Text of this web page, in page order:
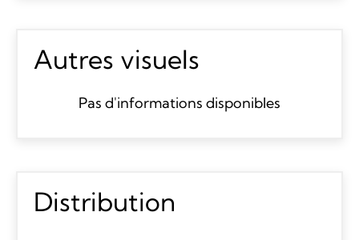
Autres visuels
Pas d'informations disponibles
Distribution